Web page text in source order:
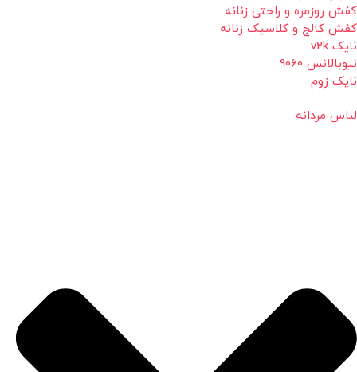
کفش روزمره و راحتی زنانه
کفش کالج و کلاسیک زنانه
نایک v2k
نیوبالانس 9060
نایک زوم
لباس مردانه